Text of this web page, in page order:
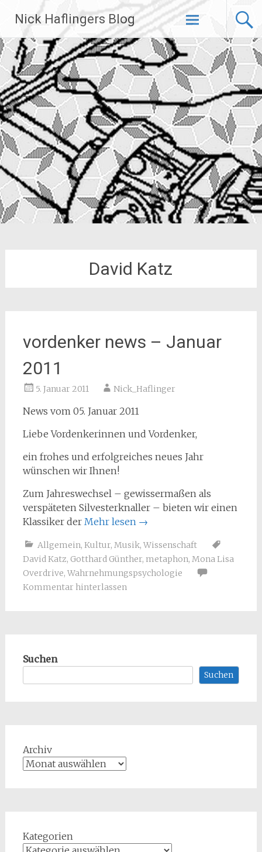
Inhalt
springen
Nick Haflingers Blog
David Katz
vordenker news – Januar
2011
5. Januar 2011 Nick_Haflinger
News vom 05. Januar 2011
Liebe Vordenkerinnen und Vordenker,
ein frohes und erfolgreiches neues Jahr
wünschen wir Ihnen!
Zum Jahreswechsel – gewissermaßen als
verspäteten Silvesterknaller – bieten wir einen
Klassiker der Mehr lesen →
Allgemein, Kultur, Musik, Wissenschaft
David Katz, Gotthard Günther, metaphon, Mona Lisa
Overdrive, Wahrnehmungspsychologie
Kommentar hinterlassen
Suchen
Suchen
Archiv
Kategorien